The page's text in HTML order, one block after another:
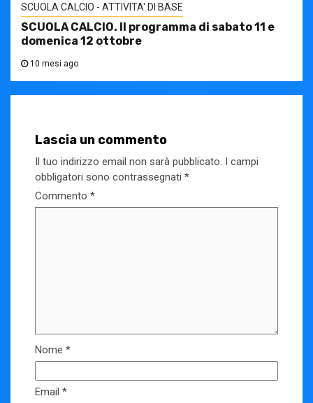
SCUOLA CALCIO - ATTIVITA' DI BASE
SCUOLA CALCIO. Il programma di sabato 11 e
domenica 12 ottobre
10 mesi ago
Lascia un commento
Il tuo indirizzo email non sarà pubblicato. I campi
obbligatori sono contrassegnati *
Commento *
Nome *
Email *